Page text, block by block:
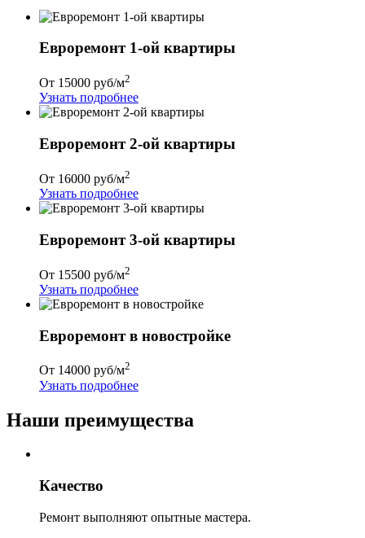
Евроремонт 1-ой квартиры
От 15000 руб/м2
Узнать подробнее
Евроремонт 2-ой квартиры
От 16000 руб/м2
Узнать подробнее
Евроремонт 3-ой квартиры
От 15500 руб/м2
Узнать подробнее
Евроремонт в новостройке
От 14000 руб/м2
Узнать подробнее
Наши преимущества
Качество
Ремонт выполняют опытные мастера.